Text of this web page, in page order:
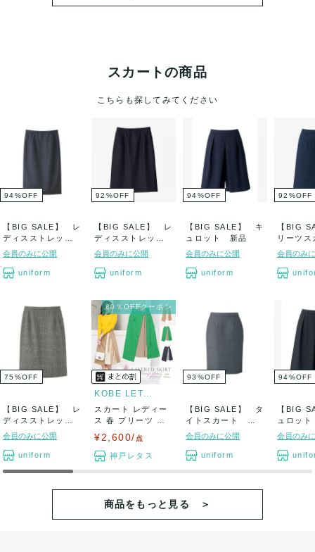
スカートの商品
こちらも探してみてください
94%OFF
【BIG SALE】 レ
ディスストレッチ
スカート ...
会員のみに公開
uniform
92 %OFF
【BIG SALE】 レ
ディスストレッチ
スカート ...
会員のみに公開
uniform
94%OFF
【BIG SALE】 キ
ュロット 新品
会員のみに公開
uniform
92 %OFF
【BIG
リーツ
新品
会員のみ
75 %OFF
【BIG SALE】 レ
ディスストレッチ
スカート ...
会員のみに公開
uniform
80％OFFクーポン
スカート レディー
ス 春 プリーツ ラ
¥2,600/ 点
神戸レタス
93 %OFF
【BIG SALE】 タ
イトスカート 新
品
会員のみに公開
uniform
94%OFF
【BIG
ュロッ
会員のみ
商品をもっと見る ＞